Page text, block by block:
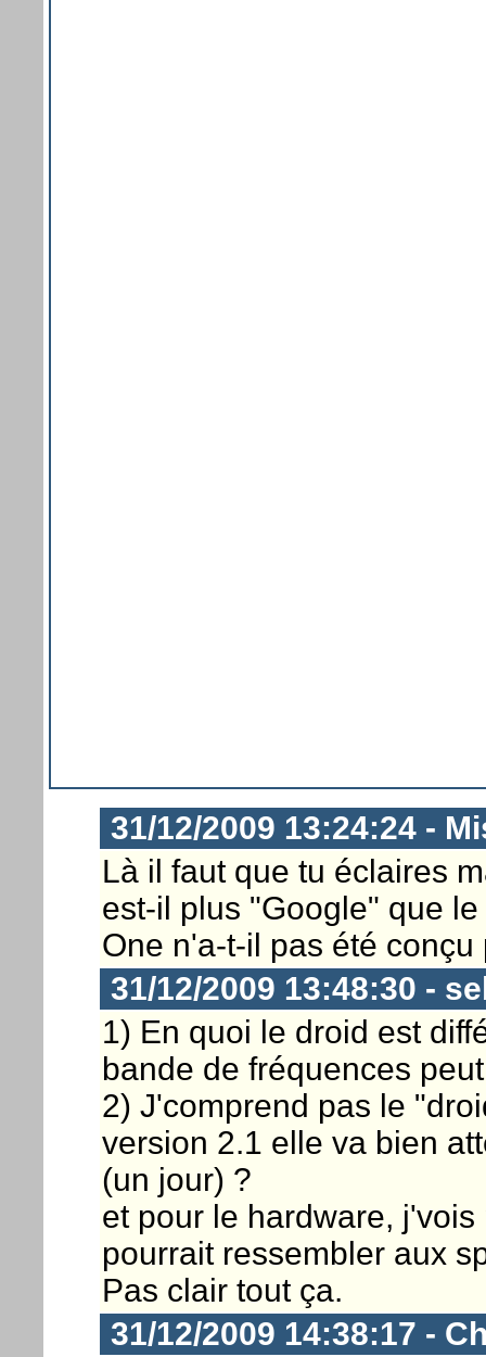
31/12/2009 13:24:24 -
Là il faut que tu éclaires
est-il plus "Google" que
One n'a-t-il pas été
31/12/2009 13:48:30 -
1) En quoi le droid est
bande de fréquences
2) J'comprend pas le
version 2.1 elle va bien
(un jour) ?
et pour le hardware,
pourrait ressembler aux
Pas clair tout ça.
31/12/2009 14:38:17 -